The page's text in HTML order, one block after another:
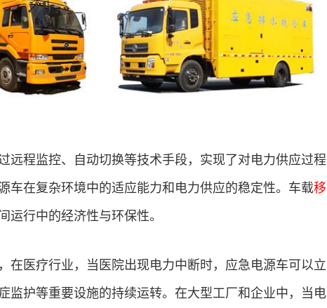
程监控、自动切换等技术手段，实现了对电力供应过程
车在复杂环境中的适应能力和电力供应的稳定性。车载移
行中的经济性与环保性。
医疗行业，当医院出现电力中断时，应急电源车可以立
监护等重要设施的持续运转。在大型工厂和企业中，当电